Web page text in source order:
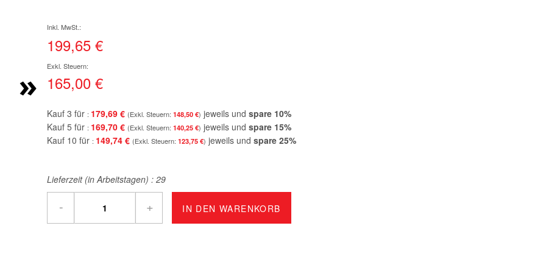
»
199,65 €
165,00 €
Kauf 3 für 179,69 € 148,50 € jeweils und spare 10%
Kauf 5 für 169,70 € 140,25 € jeweils und spare 15%
Kauf 10 für 149,74 € 123,75 € jeweils und spare 25%
Lieferzeit (in Arbeitstagen) : 29
- + IN DEN WARENKORB